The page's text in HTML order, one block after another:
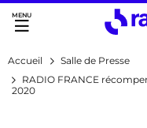
Accès direct :
Menu principal
Accueil
Salle de Presse
RADIO FRANCE
2020